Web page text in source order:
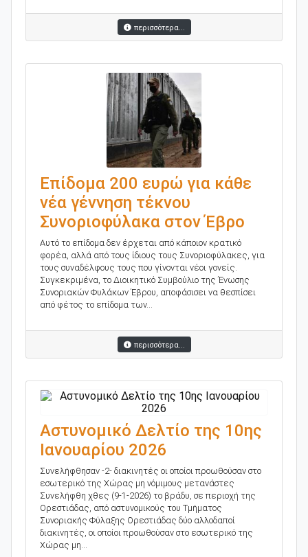
περισσότερα...
Επίδομα 200 ευρώ για κάθε
νέα γέννηση τέκνου
Συνοριοφύλακα στον Έβρο
Αυτό το επίδομα δεν έρχεται από κάποιον κρατικό
φορέα, αλλά από τους ίδιους τους Συνοριοφύλακες, για
τους συναδέλφους τους που γίνονται νέοι γονείς.
Συγκεκριμένα, το Διοικητικό Συμβούλιο της Ένωσης
Συνοριακών Φυλάκων Έβρου, αποφάσισει να θεσπίσει
από φέτος το επίδομα των...
περισσότερα...
Αστυνομικό Δελτίο της 10ης
Ιανουαρίου 2026
Συνελήφθησαν -2- διακινητές οι οποίοι προωθούσαν στο
εσωτερικό της Χώρας μη νόμιμους μετανάστες
Συνελήφθη χθες (9-1-2026) το βράδυ, σε περιοχή της
Ορεστιάδας, από αστυνομικούς του Τμήματος
Συνοριακής Φύλαξης Ορεστιάδας δύο αλλοδαποί
διακινητές, οι οποίοι προωθούσαν στο εσωτερικό της
Χώρας μη...